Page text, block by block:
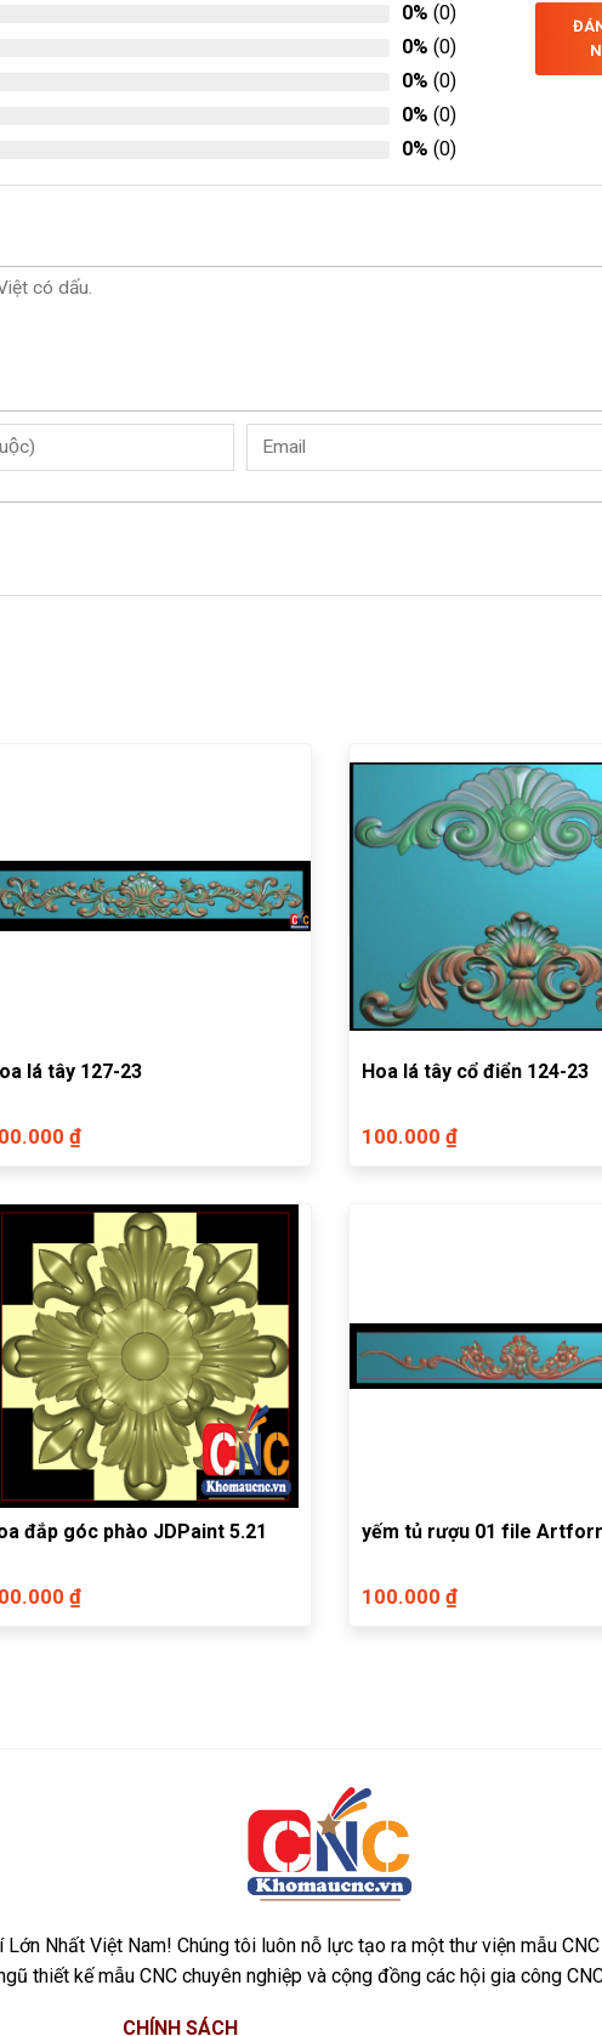
0% (0)
0% (0)
0% (0)
0% (0)
0% (0)
lá tây 127-23
₫
Hoa lá tây cổ điển 124-23
100.000 ₫
đắp góc phào JDPaint 5.21
₫
yếm tủ rượu 01 file
100.000 ₫
Lớn Nhất Việt Nam! Chúng tôi luôn nỗ lực tạo ra một thư viện mẫu
thiết kế mẫu CNC chuyên nghiệp và cộng đồng các hội gia công
CHÍNH SÁCH